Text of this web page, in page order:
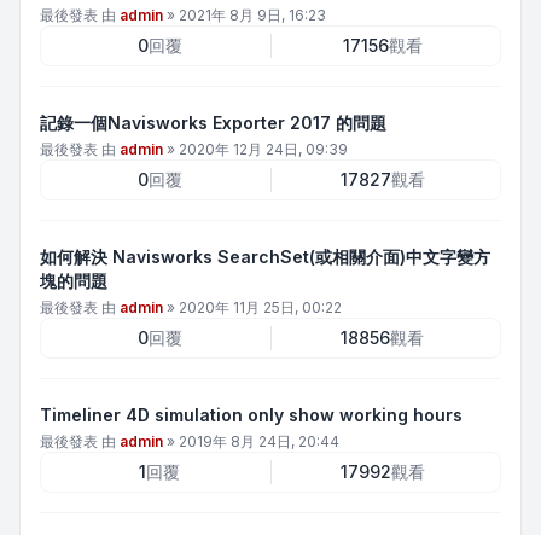
最後發表 由 admin » 2021年 8月 9日, 16:23
0回覆 17156觀看
記錄一個Navisworks Exporter 2017 的問題
最後發表 由 admin » 2020年 12月 24日, 09:39
0回覆 17827觀看
如何解決 Navisworks SearchSet(或相關介面)中文字變方
塊的問題
最後發表 由 admin » 2020年 11月 25日, 00:22
0回覆 18856觀看
Timeliner 4D simulation only show working hours
最後發表 由 admin » 2019年 8月 24日, 20:44
1回覆 17992觀看